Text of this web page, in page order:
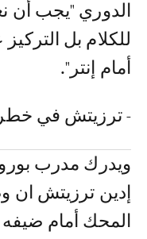
الدوري "يجب أن
للكلام بل
أمام إنتر".
- ترزيتش في
ويدرك مدرب
إدين ترزيتش ان
المحك أمام ضيفه